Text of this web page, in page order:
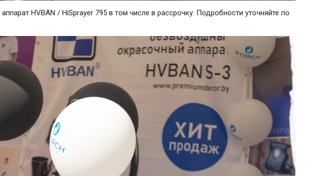
HVBAN / HiSprayer 795 в том числе в рассрочку. Подробности уточняйте по